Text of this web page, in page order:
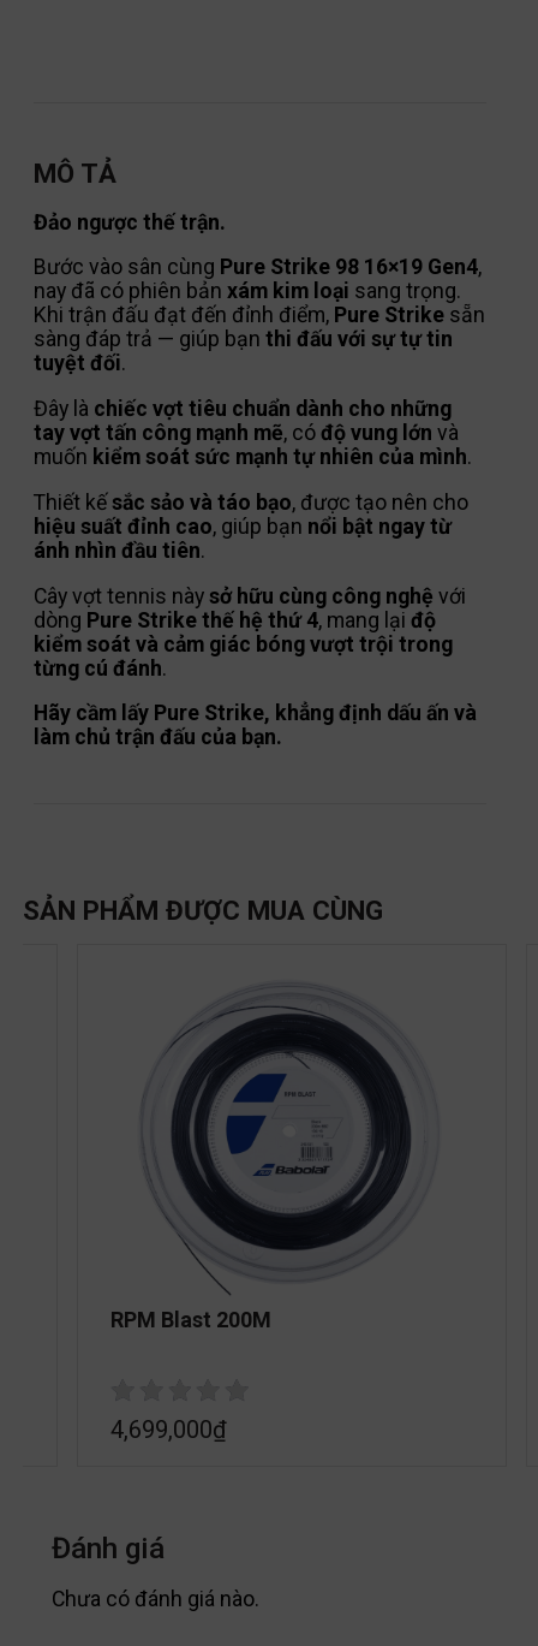
MÔ TẢ
Đảo ngược thế trận.
Bước vào sân cùng Pure Strike 98 16×19 Gen4,
nay đã có phiên bản xám kim loại sang trọng.
Khi trận đấu đạt đến đỉnh điểm, Pure Strikesẵn
sàng đáp trả — giúp bạn thi đấu với sự tự tin
tuyệt đối.
Đây là chiếc vợt tiêu chuẩn dành cho những
tay vợt tấn công mạnh mẽ, có độ vung lớn và
muốn kiểm soát sức mạnh tự nhiên của mình.
Thiết kếsắc sảo và táo bạo, được tạo nên cho
hiệu suất đỉnh cao, giúp bạn nổi bật ngay từ
ánh nhìn đầu tiên.
Cây vợt tennis này sở hữu cùng công nghệ với
dòng Pure Strike thế hệ thứ 4, mang lại độ
kiểm soát và cảm giác bóng vượt trội trong
từng cú đánh.
Hãy cầm lấy Pure Strike, khẳng định dấu ấn và
làm chủ trận đấu của bạn.
SẢN PHẨM ĐƯỢC MUA CÙNG
RPM Blast 200M
4,699,000₫
Đánh giá
Chưa có đánh giá nào.